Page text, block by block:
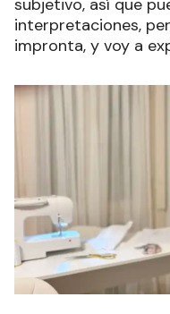
subjetivo, así que
interpretaciones,
impronta, y voy a